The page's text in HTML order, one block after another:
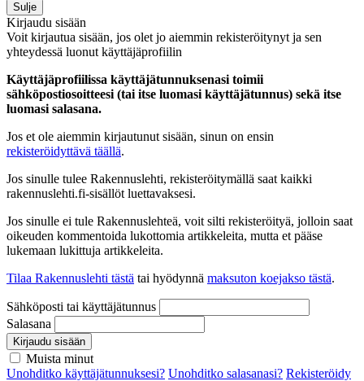
Sulje
Kirjaudu sisään
Voit kirjautua sisään, jos olet jo aiemmin rekisteröitynyt ja sen
yhteydessä luonut käyttäjäprofiilin
Käyttäjäprofiilissa käyttäjätunnuksenasi toimii
sähköpostiosoitteesi (tai itse luomasi käyttäjätunnus) sekä itse
luomasi salasana.
Jos et ole aiemmin kirjautunut sisään, sinun on ensin
rekisteröidyttävä täällä.
Jos sinulle tulee Rakennuslehti, rekisteröitymällä saat kaikki
rakennuslehti.fi-sisällöt luettavaksesi.
Jos sinulle ei tule Rakennuslehteä, voit silti rekisteröityä, jolloin saat
oikeuden kommentoida lukottomia artikkeleita, mutta et pääse
lukemaan lukittuja artikkeleita.
Tilaa Rakennuslehti tästä tai hyödynnä maksuton koejakso tästä.
Sähköposti tai käyttäjätunnus
Salasana
Kirjaudu sisään
Muista minut
Unohditko käyttäjätunnuksesi? Unohditko salasanasi? Rekisteröidy